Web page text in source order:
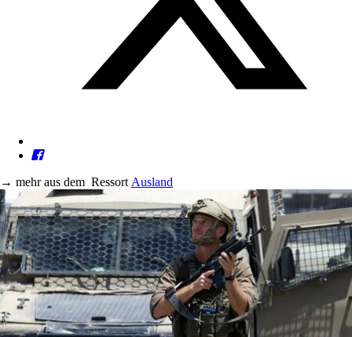
→ mehr aus dem Ressort Ausland